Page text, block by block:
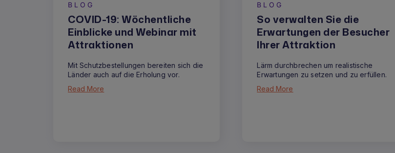
BLOG
COVID-19: Wöchentliche
Einblicke und Webinar mit
Attraktionen
Mit Schutzbestellungen bereiten sich die
Länder auch auf die Erholung vor.
Read More
BLOG
So verwalten Sie die
Erwartungen der Besucher
Ihrer Attraktion
Lärm durchbrechen um realistische
Erwartungen zu setzen und zu erfüllen.
Read More